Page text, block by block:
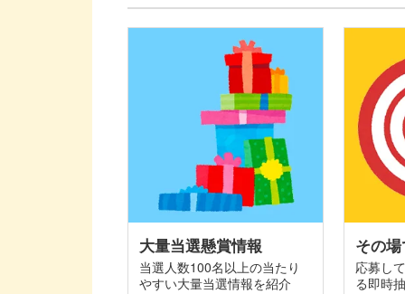
大量当選懸賞情報
当選人数100名以上の当たり
やすい大量当選情報を紹介
その
応募し
る即時